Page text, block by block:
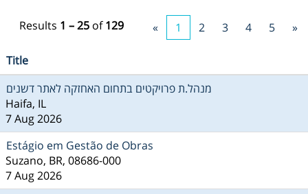
Results 1 – 25 of129 « 1 2 3 4 5 »
Title
מנהל.ת פרויקטים בתחום האחזקה לאתר דשנים
Haifa, IL
7 Aug 2026
Estágio em Gestão de Obras
Suzano, BR, 08686-000
7 Aug 2026